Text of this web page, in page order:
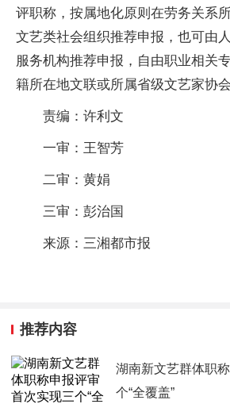
评职称，按属地化原则在劳务关系
文艺类社会组织推荐申报，也可由
服务机构推荐申报，自由职业相关
籍所在地文联或所属省级文艺家协会
责编：许利文
一审：王智芳
二审：黄娟
三审：彭治国
来源：三湘都市报
推荐内容
湖南新文艺群体职
个“全覆盖”